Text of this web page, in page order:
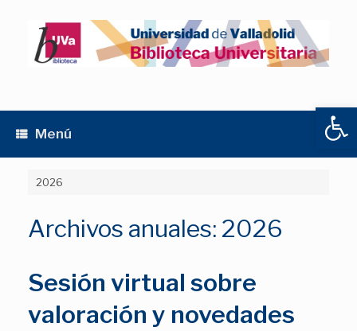
Abrir
contenido
Menú
2026
Archivos anuales: 2026
Sesión virtual sobre
valoración y novedades